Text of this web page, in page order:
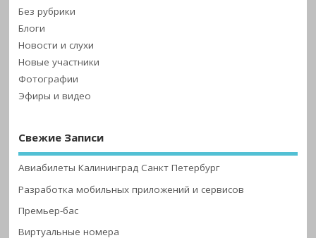
Без рубрики
Блоги
Новости и слухи
Новые участники
Фотографии
Эфиры и видео
Свежие Записи
Авиабилеты Калининград Санкт Петербург
Разработка мобильных приложений и сервисов
Премьер-бас
Виртуальные номера